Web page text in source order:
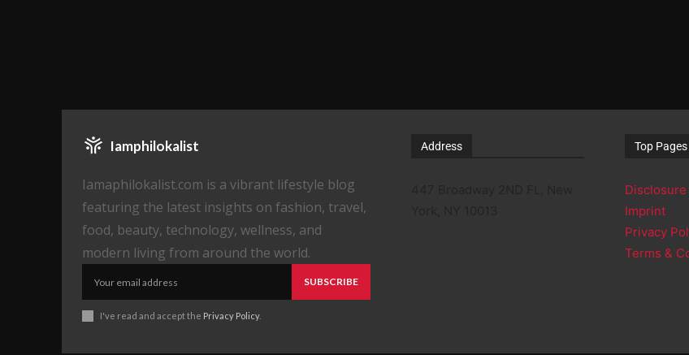
Iamphilokalist
Iamaphilokalist.com is a vibrant lifestyle blog
featuring the latest insights on fashion, travel,
food, beauty, technology, wellness, and
modern living from around the world.
SUBSCRIBE
I've read and accept the Privacy Policy.
Address Top Pages
Disclosure
Imprint
Privacy
Terms &